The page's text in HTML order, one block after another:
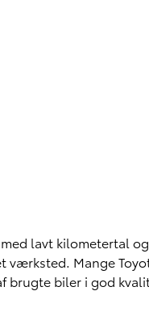
lavt kilometertal
Mange
brugte biler i god